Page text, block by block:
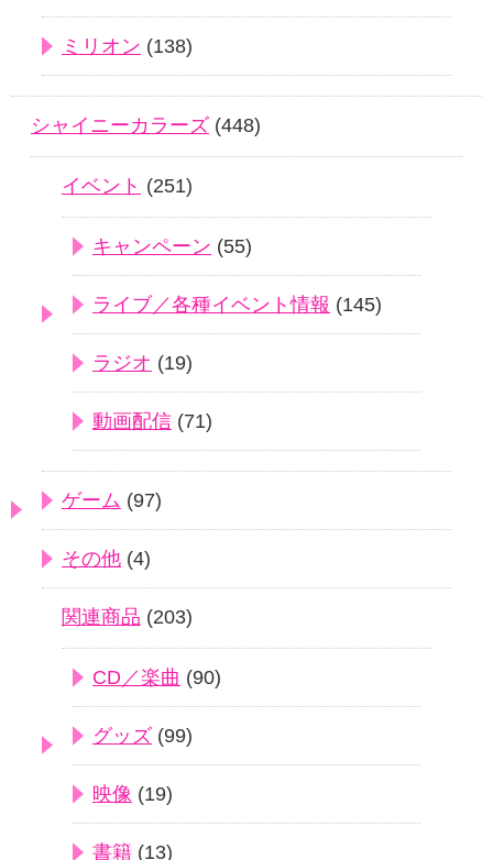
ミリオン (138)
シャイニーカラーズ (448)
イベント (251)
キャンペーン (55)
ライブ／各種イベント情報 (145)
ラジオ (19)
動画配信 (71)
ゲーム (97)
その他 (4)
関連商品 (203)
CD／楽曲 (90)
グッズ (99)
映像 (19)
書籍 (13)